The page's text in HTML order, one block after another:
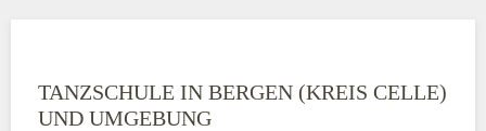
TANZSCHULE IN BERGEN (KREIS CELLE)
UND UMGEBUNG